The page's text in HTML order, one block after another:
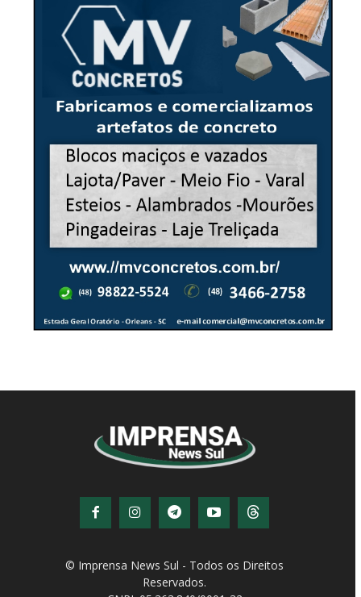
© Imprensa News Sul - Todos os Direitos
Reservados.